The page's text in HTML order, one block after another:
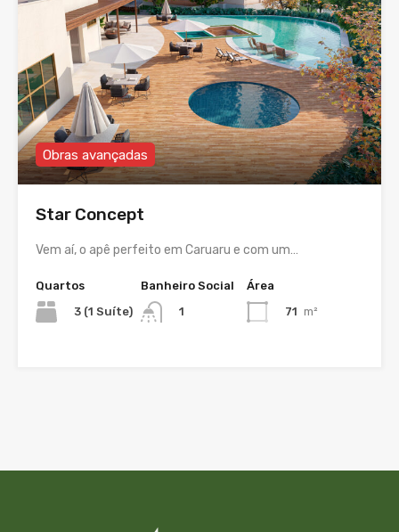
Obras avançadas
Star Concept
Vem aí, o apê perfeito em Caruaru e com um…
Quartos
3 (1 Suíte)
Banheiro Social
1
Área
71 m²